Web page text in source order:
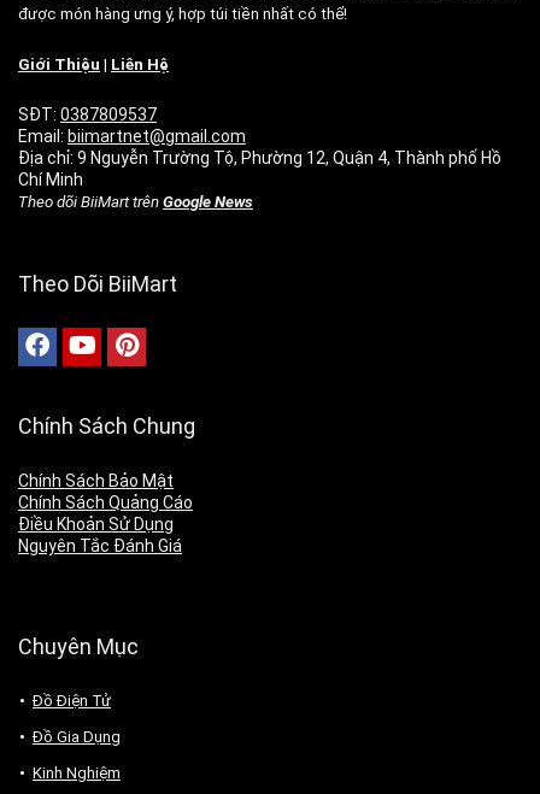
được món hàng ưng ý, hợp túi tiền nhất có thể!
Giới Thiệu | Liên Hệ
SĐT: 0387809537
Email: biimartnet@gmail.com
Địa chỉ: 9 Nguyễn Trường Tộ, Phường 12, Quận 4, Thành phố Hồ
Chí Minh
Theo dõi BiiMart trên Google News
Theo Dõi BiiMart
Chính Sách Chung
Chính Sách Bảo Mật
Chính Sách Quảng Cáo
Điều Khoản Sử Dụng
Nguyên Tắc Đánh Giá
Chuyên Mục
Đồ Điện Tử
Đồ Gia Dụng
Kinh Nghiệm